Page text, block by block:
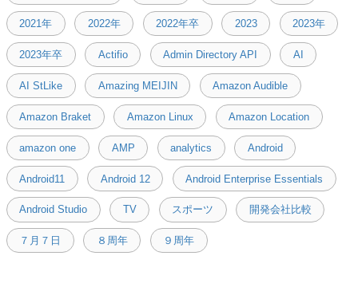
2021年 2022年 2022年卒 2023 2023年
2023年卒 Actifio Admin Directory API AI
AI StLike Amazing MEIJIN Amazon Audible
Amazon Braket Amazon Linux Amazon Location
amazon one AMP analytics Android
Android11 Android 12 Android Enterprise Essentials
Android Studio TV スポーツ 開発会社比較
７月７日 ８周年 ９周年